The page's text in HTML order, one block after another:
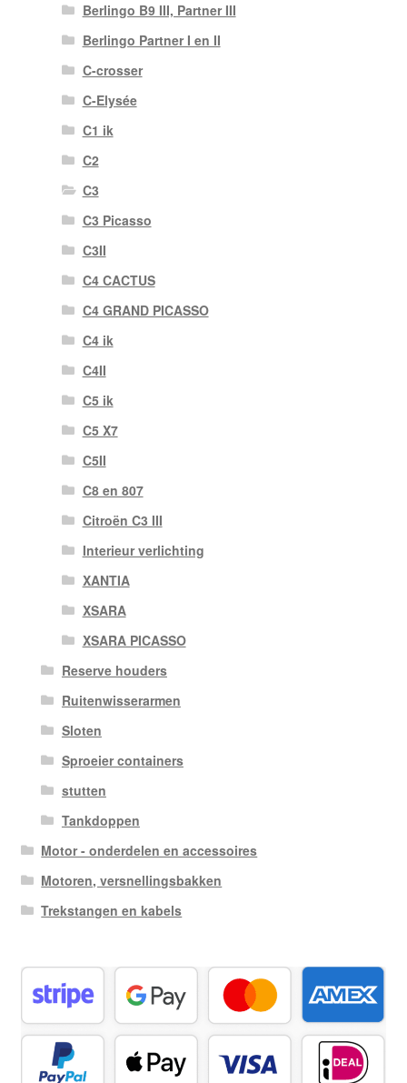
Berlingo B9 III, Partner III
Berlingo Partner I en II
C-crosser
C-Elysée
C1 ik
C2
C3
C3 Picasso
C3II
C4 CACTUS
C4 GRAND PICASSO
C4 ik
C4II
C5 ik
C5 X7
C5II
C8 en 807
Citroën C3 III
Interieur verlichting
XANTIA
XSARA
XSARA PICASSO
Reserve houders
Ruitenwisserarmen
Sloten
Sproeier containers
stutten
Tankdoppen
Motor - onderdelen en accessoires
Motoren, versnellingsbakken
Trekstangen en kabels